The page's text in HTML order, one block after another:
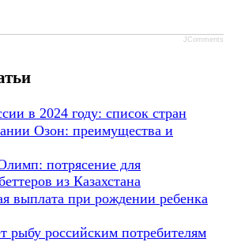
JComments
в 2024 году: список стран
Озон: преимущества и
потрясение для
из Казахстана
выплата при рождении ребенка
рыбу российским потребителям